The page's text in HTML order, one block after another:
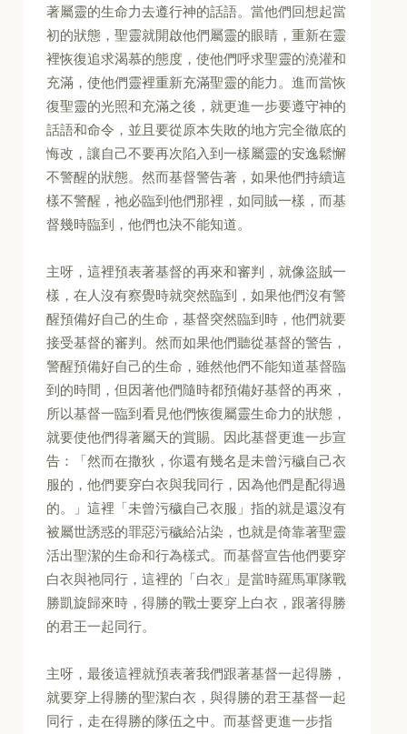
著屬靈的生命力去遵行神的話語。當他們回想起當
初的狀態，聖靈就開啟他們屬靈的眼睛，重新在靈
裡恢復追求渴慕的態度，使他們呼求聖靈的澆灌和
充滿，使他們靈裡重新充滿聖靈的能力。進而當恢
復聖靈的光照和充滿之後，就更進一步要遵守神的
話語和命令，並且要從原本失敗的地方完全徹底的
悔改，讓自己不要再次陷入到一樣屬靈的安逸鬆懈
不警醒的狀態。然而基督警告著，如果他們持續這
樣不警醒，祂必臨到他們那裡，如同賊一樣，而基
督幾時臨到，他們也決不能知道。
主呀，這裡預表著基督的再來和審判，就像盜賊一
樣，在人沒有察覺時就突然臨到，如果他們沒有警
醒預備好自己的生命，基督突然臨到時，他們就要
接受基督的審判。然而如果他們聽從基督的警告，
警醒預備好自己的生命，雖然他們不能知道基督臨
到的時間，但因著他們隨時都預備好基督的再來，
所以基督一臨到看見他們恢復屬靈生命力的狀態，
就要使他們得著屬天的賞賜。因此基督更進一步宣
告：「然而在撒狄，你還有幾名是未曾污穢自己衣
服的，他們要穿白衣與我同行，因為他們是配得過
的。」這裡「未曾污穢自己衣服」指的就是還沒有
被屬世誘惑的罪惡污穢給沾染，也就是倚靠著聖靈
活出聖潔的生命和行為樣式。而基督宣告他們要穿
白衣與祂同行，這裡的「白衣」是當時羅馬軍隊戰
勝凱旋歸來時，得勝的戰士要穿上白衣，跟著得勝
的君王一起同行。
主呀，最後這裡就預表著我們跟著基督一起得勝，
就要穿上得勝的聖潔白衣，與得勝的君王基督一起
同行，走在得勝的隊伍之中。而基督更進一步指